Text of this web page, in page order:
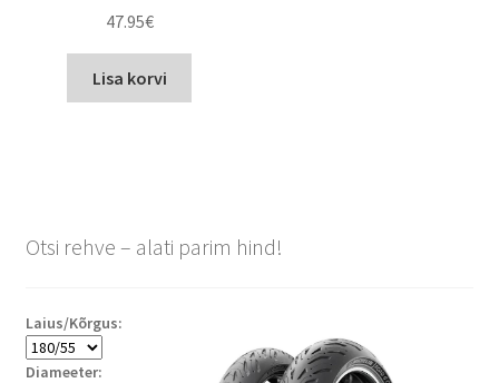
47.95€
Lisa korvi
Otsi rehve – alati parim hind!
Laius/Kõrgus:
Diameeter: